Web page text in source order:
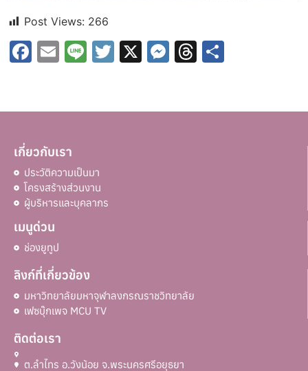
Post Views: 266
Facebook
Email
LineTwitter
X Messenger
Threads
เกี่ยวกับเรา
ประวัติความเป็นมา
โครงสร้างส่วนงาน
ผู้บริหารและบุคลากร
เมนูด่วน
ช่องยูทูป
ลิงก์ที่เกี่ยวข้อง
มหาวิทยาลัยมหาจุฬาลงกรณราชวิทยาลัย
เฟซบุ๊กเพจ MCU TV
ติดต่อเรา
ต.ลำไทร อ.วังน้อย จ.พระนครศรีอยุธยา